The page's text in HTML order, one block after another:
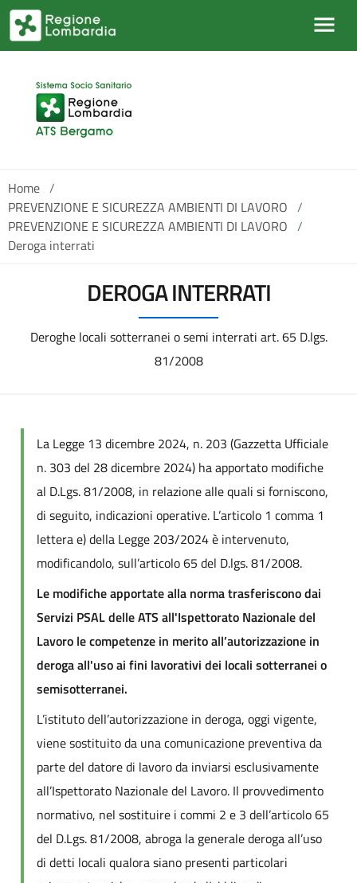
Salta al contenuto principale
Home /
PREVENZIONE E SICUREZZA AMBIENTI DI LAVORO /
PREVENZIONE E SICUREZZA AMBIENTI DI LAVORO /
Deroga interrati
DEROGA INTERRATI
Deroghe locali sotterranei o semi interrati art. 65 D.lgs.
81/2008
La Legge 13 dicembre 2024, n. 203 (Gazzetta Ufficiale
n. 303 del 28 dicembre 2024) ha apportato modifiche
al D.Lgs. 81/2008, in relazione alle quali si forniscono,
di seguito, indicazioni operative. L’articolo 1 comma 1
lettera e) della Legge 203/2024 è intervenuto,
modificandolo, sull’articolo 65 del D.lgs. 81/2008.
Le modifiche apportate alla norma trasferiscono dai
Servizi PSAL delle ATS all'Ispettorato Nazionale del
Lavoro le competenze in merito all’autorizzazione in
deroga all'uso ai fini lavorativi dei locali sotterranei o
semisotterranei.
L’istituto dell’autorizzazione in deroga, oggi vigente,
viene sostituito da una comunicazione preventiva da
parte del datore di lavoro da inviarsi esclusivamente
all’Ispettorato Nazionale del Lavoro. Il provvedimento
normativo, nel sostituire i commi 2 e 3 dell’articolo 65
del D.Lgs. 81/2008, abroga la generale deroga all’uso
di detti locali qualora siano presenti particolari